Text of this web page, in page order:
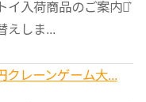
イ入荷商品のご案内⋆͛
えしま...
レーンゲーム大...